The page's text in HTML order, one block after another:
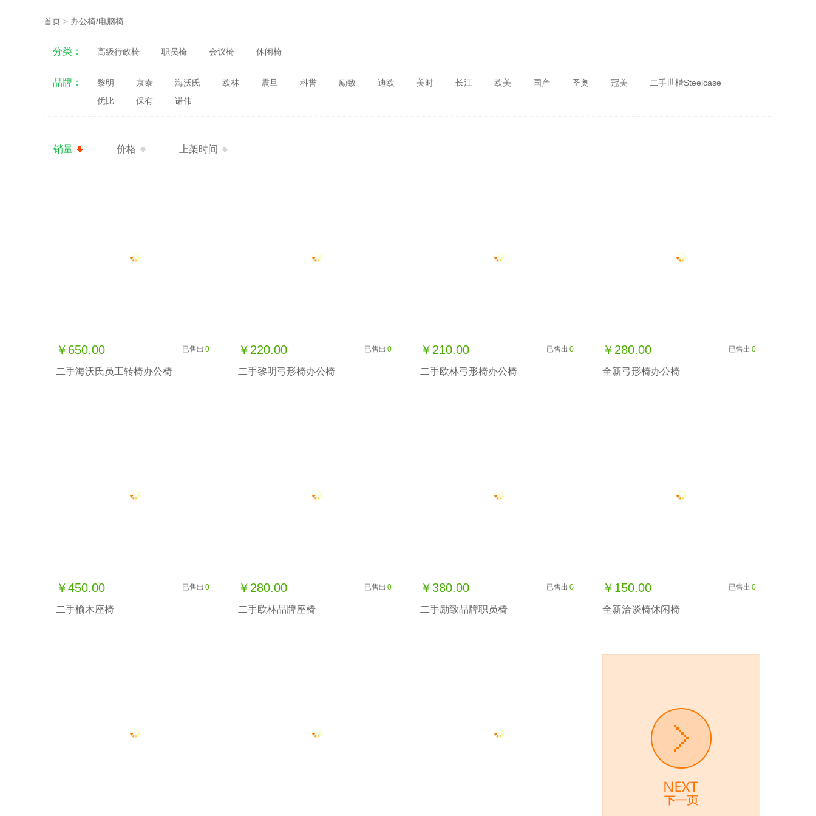
首页 > 办公椅/电脑椅
分类： 高级行政椅 职员椅 会议椅 休闲椅
品牌： 黎明 京泰 海沃氏 欧林 震旦 科誉 励致 迪欧 美时 长江 欧美 国产 圣奥 冠美
二手世楷Steelcase
优比
保有 诺伟
销量 价格 上架时间
￥650.00 已售出 0
二手海沃氏员工转椅办公椅
￥220.00 已售出 0
二手黎明弓形椅办公椅
￥210.00 已售出 0
二手欧林弓形椅办公椅
￥280.00 已售出 0
全新弓形椅办公椅
￥450.00 已售出 0
二手榆木座椅
￥280.00 已售出 0
二手欧林品牌座椅
￥380.00 已售出 0
二手励致品牌职员椅
￥150.00 已售出 0
全新洽谈椅休闲椅